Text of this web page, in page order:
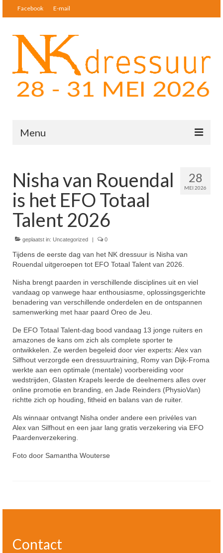
Facebook E-mail
Menu
Startlijsten & Uitslagen
Deelnemers
Tickets
Winnaars
Stands
Zakelijk
Pers
Kom gezellig helpen tijdens het NK Dressuur!
28
MEI 2026
Nisha van Rouendal
is het EFO Totaal
Talent 2026
geplaatst in: Uncategorized | 0
Tijdens de eerste dag van het NK dressuur is Nisha van
Rouendal uitgeroepen tot EFO Totaal Talent van 2026.
Nisha brengt paarden in verschillende disciplines uit en viel
vandaag op vanwege haar enthousiasme, oplossingsgerichte
benadering van verschillende onderdelen en de ontspannen
samenwerking met haar paard Oreo de Jeu.
De EFO Totaal Talent-dag bood vandaag 13 jonge ruiters en
amazones de kans om zich als complete sporter te
ontwikkelen. Ze werden begeleid door vier experts: Alex van
Silfhout verzorgde een dressuurtraining, Romy van Dijk-Froma
werkte aan een optimale (mentale) voorbereiding voor
wedstrijden, Glasten Krapels leerde de deelnemers alles over
online promotie en branding, en Jade Reinders (PhysioVan)
richtte zich op houding, fitheid en balans van de ruiter.
Als winnaar ontvangt Nisha onder andere een privéles van
Alex van Silfhout en een jaar lang gratis verzekering via EFO
Paardenverzekering.
Foto door Samantha Wouterse
Contact